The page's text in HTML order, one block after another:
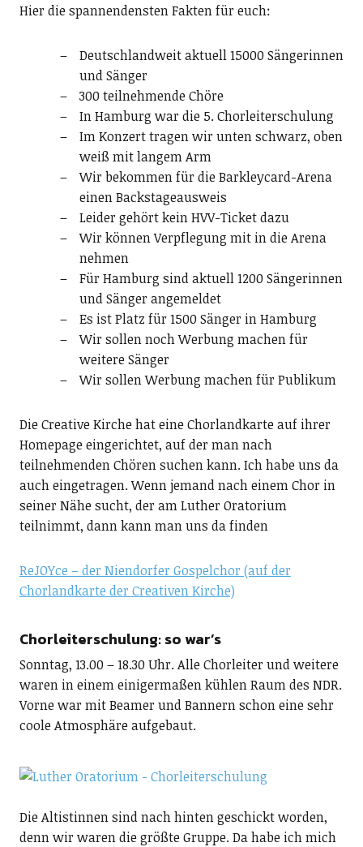
Hier die spannendensten Fakten für euch:
Deutschlandweit aktuell 15000 Sängerinnen
und Sänger
300 teilnehmende Chöre
In Hamburg war die 5. Chorleiterschulung
Im Konzert tragen wir unten schwarz, oben
weiß mit langem Arm
Wir bekommen für die Barkleycard-Arena
einen Backstageausweis
Leider gehört kein HVV-Ticket dazu
Wir können Verpflegung mit in die Arena
nehmen
Für Hamburg sind aktuell 1200 Sängerinnen
und Sänger angemeldet
Es ist Platz für 1500 Sänger in Hamburg
Wir sollen noch Werbung machen für
weitere Sänger
Wir sollen Werbung machen für Publikum
Die Creative Kirche hat eine Chorlandkarte auf ihrer
Homepage eingerichtet, auf der man nach
teilnehmenden Chören suchen kann. Ich habe uns da
auch eingetragen. Wenn jemand nach einem Chor in
seiner Nähe sucht, der am Luther Oratorium
teilnimmt, dann kann man uns da finden
ReJOYce – der Niendorfer Gospelchor (auf der
Chorlandkarte der Creativen Kirche)
Chorleiterschulung: so war’s
Sonntag, 13.00 – 18.30 Uhr. Alle Chorleiter und weitere
waren in einem einigermaßen kühlen Raum des NDR.
Vorne war mit Beamer und Bannern schon eine sehr
coole Atmosphäre aufgebaut.
Die Altistinnen sind nach hinten geschickt worden,
denn wir waren die größte Gruppe. Da habe ich mich